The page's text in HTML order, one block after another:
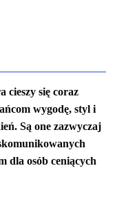
cieszy się coraz
wygodę, styl i
Są one zazwyczaj
dla osób ceniących